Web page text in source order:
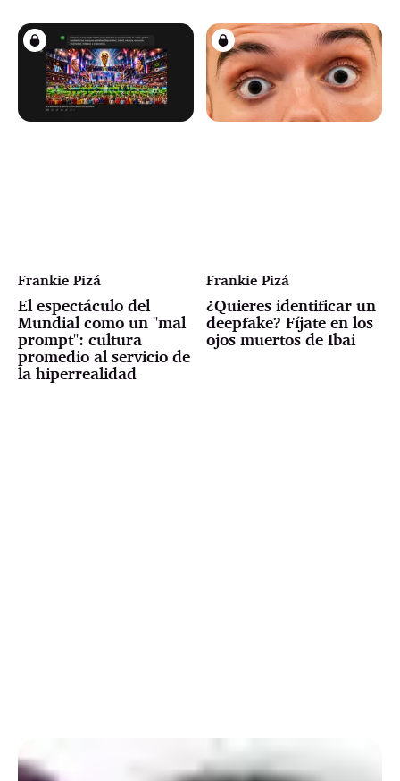
Frankie Pizá
El espectáculo del
Mundial como un "mal
prompt": cultura
promedio al servicio de
la hiperrealidad
Frankie Pizá
¿Quieres identificar un
deepfake? Fíjate en los
ojos muertos de Ibai